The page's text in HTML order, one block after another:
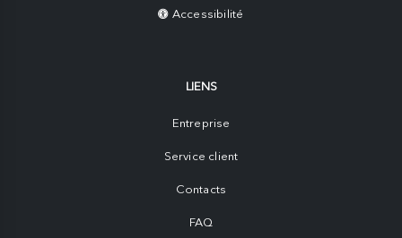
Accessibilité
LIENS
Entreprise
Service client
Contacts
FAQ